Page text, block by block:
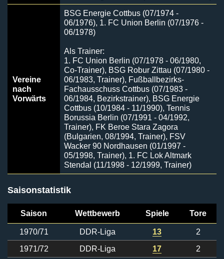
Vereine
nach
Vorwärts
BSG Energie Cottbus (07/1974 -
06/1976), 1. FC Union Berlin (07/1976 -
06/1978)
Als Trainer:
1. FC Union Berlin (07/1978 - 06/1980,
Co-Trainer), BSG Robur Zittau (07/1980 -
06/1983, Trainer), Fußballbezirks-
Fachausschuss Cottbus (07/1983 -
06/1984, Bezirkstrainer), BSG Energie
Cottbus (10/1984 - 11/1990), Tennis
Borussia Berlin (07/1991 - 04/1992,
Trainer), FK Beroe Stara Zagora
(Bulgarien, 08/1994, Trainer), FSV
Wacker 90 Nordhausen (01/1997 -
05/1998, Trainer), 1. FC Lok Altmark
Stendal (11/1998 - 12/1999, Trainer)
Saisonstatistik
Saison Wettbewerb Spiele Tore
1970/71 DDR-Liga 13
2
1971/72
DDR-Liga 17 2